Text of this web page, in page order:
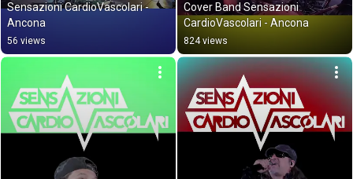
Sensazioni CardioVascolari -
Ancona
56 views
Cover Band Sensazioni
CardioVascolari - Ancona
824 views